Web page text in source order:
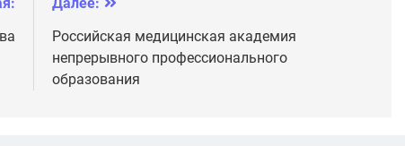
Российская медицинская академия
непрерывного профессионального
образования